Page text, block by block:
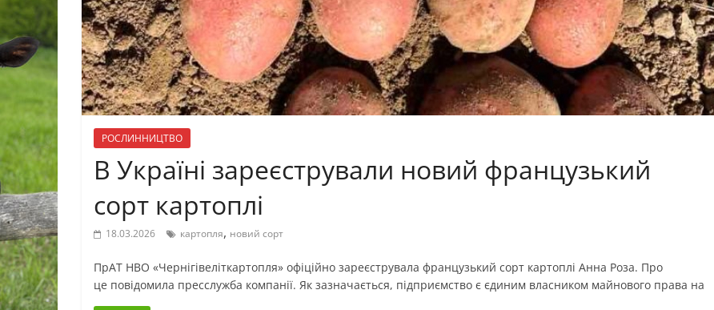
РОСЛИННИЦТВО
В Україні зареєстрували новий французький
сорт картоплі
18.03.2026 картопля, новий сорт
ПрАТ НВО «Чернігівеліткартопля» офіційно зареєструвала французький сорт картоплі Анна Роза. Про
це повідомила пресслужба компанії. Як зазначається, підприємство є єдиним власником майнового права на